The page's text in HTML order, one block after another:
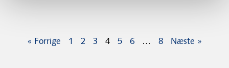
« Forrige 1 2 3 4 5 6 … 8 Næste »